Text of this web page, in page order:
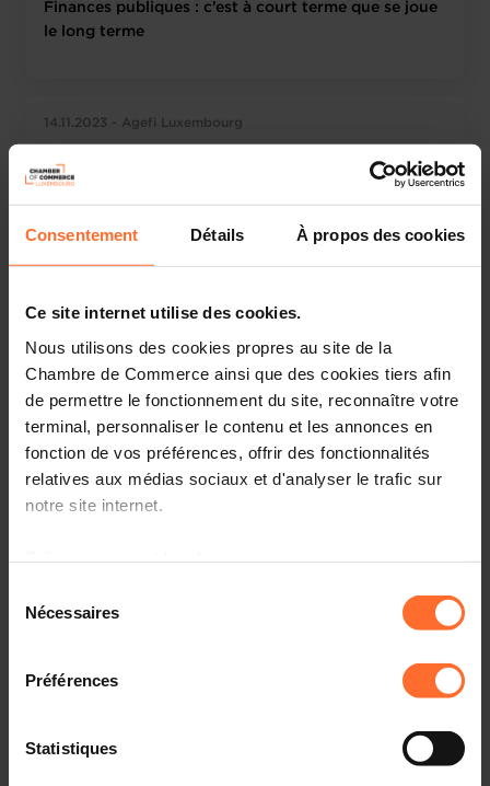
Consentement Détails À propos des cookies
Ce site internet utilise des cookies.
Nous utilisons des cookies propres au site de la
Chambre de Commerce ainsi que des cookies tiers afin
de permettre le fonctionnement du site, reconnaître votre
terminal, personnaliser le contenu et les annonces en
fonction de vos préférences, offrir des fonctionnalités
relatives aux médias sociaux et d'analyser le trafic sur
notre site internet.
à l’exception des cookies strictement nécessaires au
fonctionnement du site. Une description des différents
cookies est accessible sous l’onglet « Détails » ci-
dessus.
Il est précisé que la navigation sur le site et certaines
fonctionnalités (ex : lecture de vidéos, partage sur les
Nécessaires
Préférences
Statistiques
Finances publiques : c’est à court terme que se joue
le long terme
14.11.2023 - Agefi Luxembourg
Ralentissement de l'inflation... et de l'économie !
14.11.2023 - wort.lu
Alles schrumpft und der öffentliche Dienst wächst